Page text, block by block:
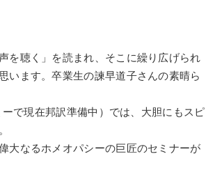
聴く」を読まれ、そこに繰り広げられ
います。卒業生の諫早道子さんの素晴ら
で現在邦訳準備中）では、大胆にもスピ
大なるホメオパシーの巨匠のセミナーが